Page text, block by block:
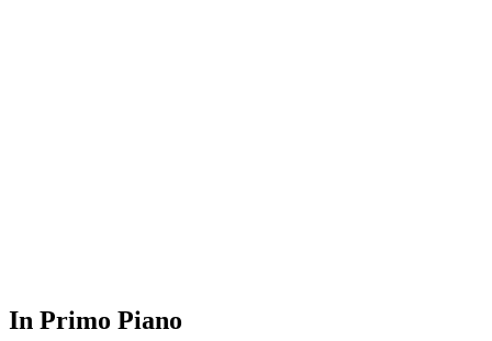
In Primo Piano